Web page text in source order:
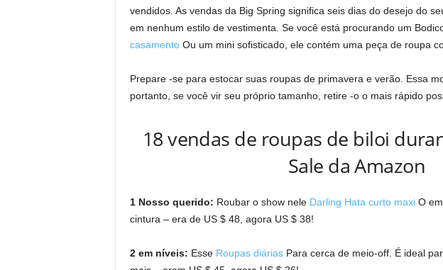
vendidos. As vendas da Big Spring significa seis dias do desejo do
em nenhum estilo de vestimenta. Se você está procurando um
casamentoOu um mini sofisticado, ele contém uma peça de roupa
Prepare -se para estocar suas roupas de primavera e verão. Essa
portanto, se você vir seu próprio tamanho, retire -o o mais rápido
18 vendas de roupas de biloi
Sale da Amazon
1 Nosso querido: Roubar o show nele Darling Hata curto maxiO
cintura – era de US $ 48, agora US $ 38!
2 em níveis: Esse Roupas diáriasPara cerca de meio-off. É ideal